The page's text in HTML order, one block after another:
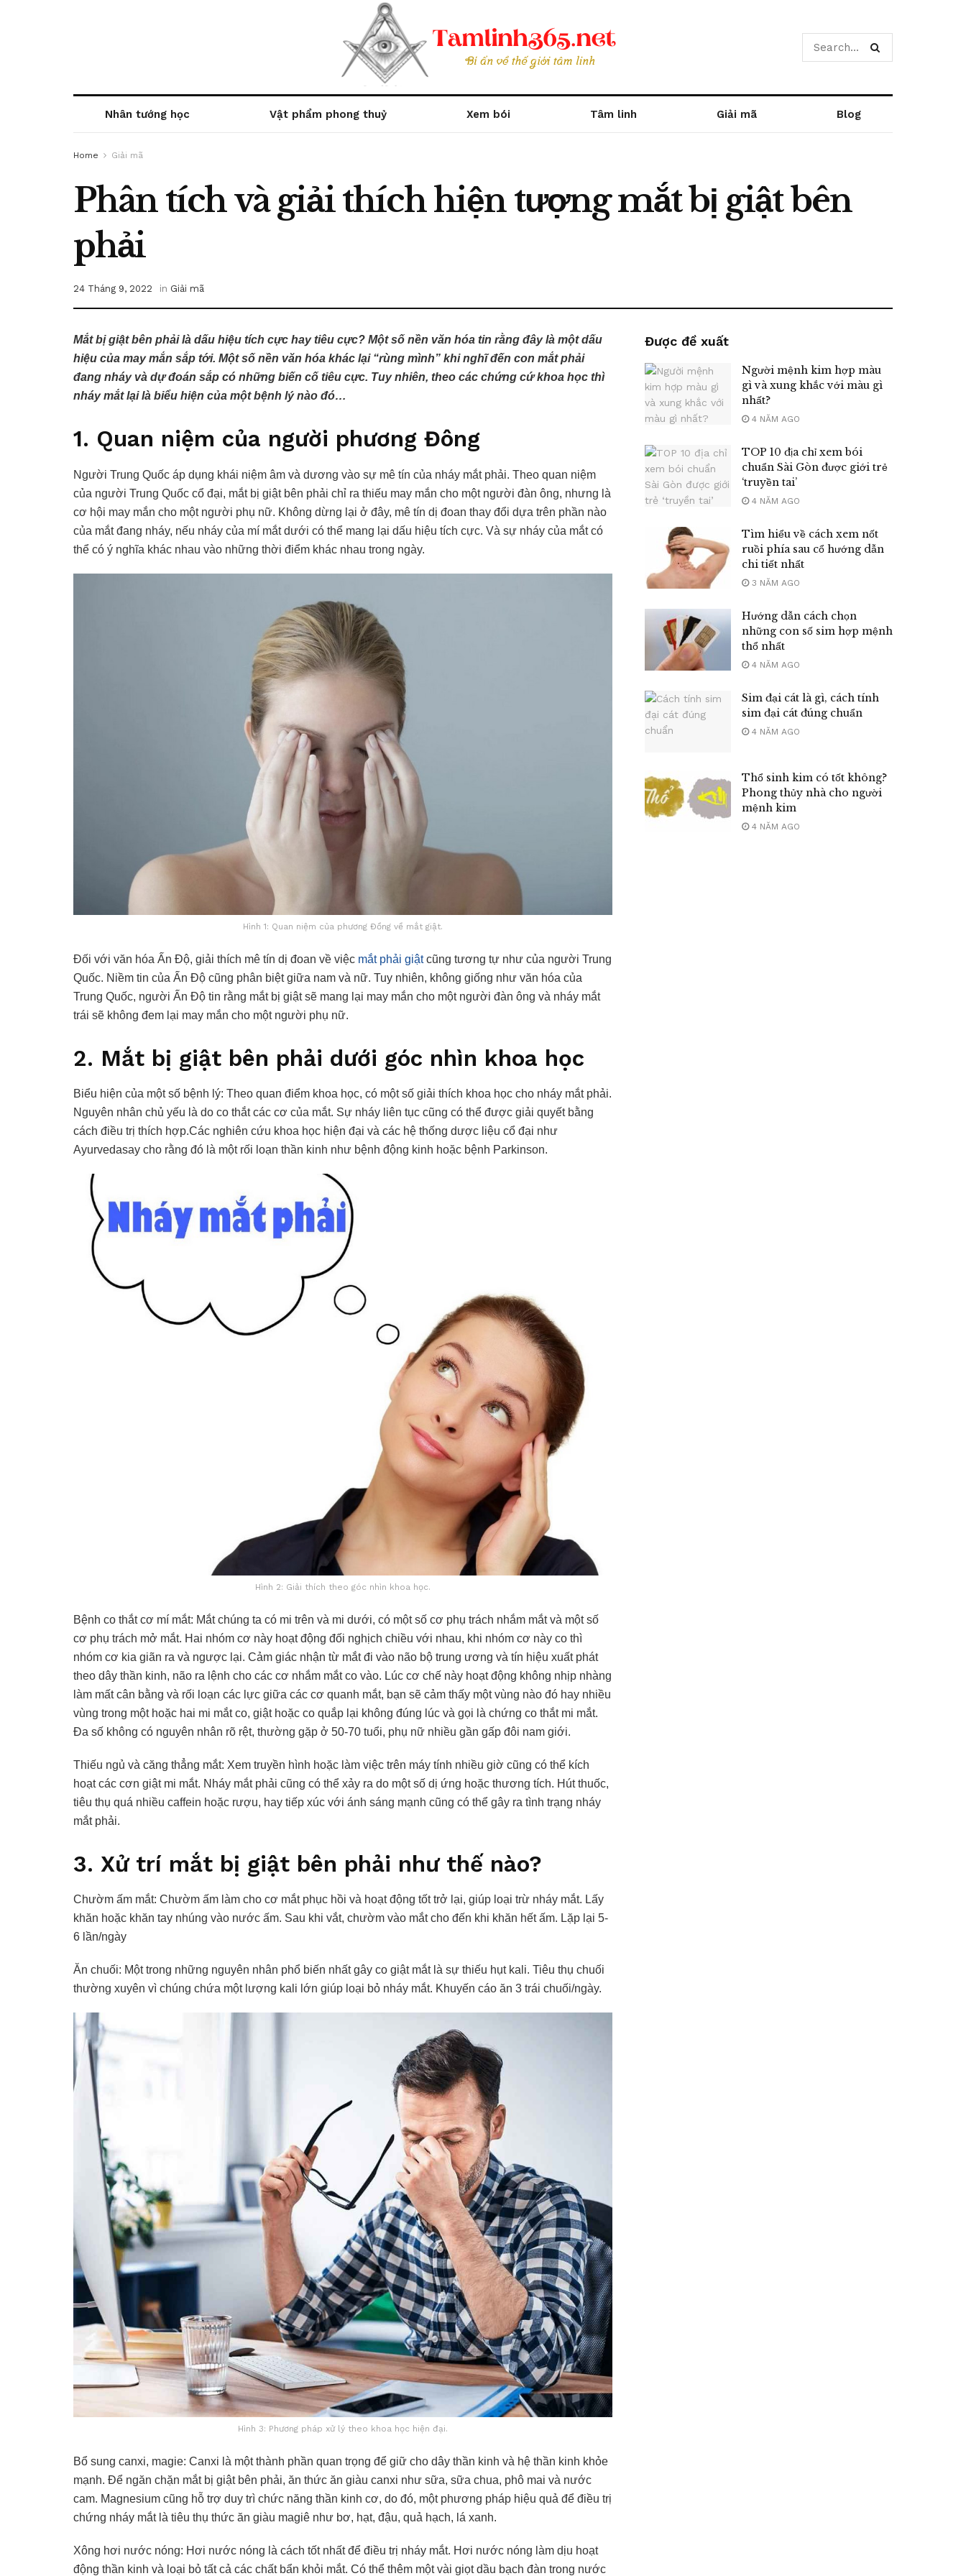
Nhân tướng học Vật phẩm phong thuỷ Xem bói Tâm linh Giải mã Blog
Home Giải mã
Phân tích và giải thích hiện tượng mắt bị giật bên
phải
24 Tháng 9, 2022 in Giải mã
Mắt bị giật bên phải là dấu hiệu tích cực hay tiêu cực? Một số nền văn hóa tin rằng đây là một dấu
hiệu của may mắn sắp tới. Một số nền văn hóa khác lại “rùng mình” khi nghĩ đến con mắt phải
đang nháy và dự đoán sắp có những biến cố tiêu cực. Tuy nhiên, theo các chứng cứ khoa học thì
nháy mắt lại là biểu hiện của một bệnh lý nào đó…
1. Quan niệm của người phương Đông
Người Trung Quốc áp dụng khái niệm âm và dương vào sự mê tín của nháy mắt phải. Theo quan niệm
của người Trung Quốc cổ đại, mắt bị giật bên phải chỉ ra thiếu may mắn cho một người đàn ông, nhưng là
cơ hội may mắn cho một người phụ nữ. Không dừng lại ở đây, mê tín dị đoan thay đổi dựa trên phần nào
của mắt đang nháy, nếu nháy của mí mắt dưới có thể mang lại dấu hiệu tích cực. Và sự nháy của mắt có
thể có ý nghĩa khác nhau vào những thời điểm khác nhau trong ngày.
Hình 1: Quan niệm của phương Đồng về mắt giật.
Đối với văn hóa Ấn Độ, giải thích mê tín dị đoan về việc mắt phải giậtcũng tương tự như của người Trung
Quốc. Niềm tin của Ấn Độ cũng phân biệt giữa nam và nữ. Tuy nhiên, không giống như văn hóa của
Trung Quốc, người Ấn Độ tin rằng mắt bị giật sẽ mang lại may mắn cho một người đàn ông và nháy mắt
trái sẽ không đem lại may mắn cho một người phụ nữ.
2. Mắt bị giật bên phải dưới góc nhìn khoa học
Biểu hiện của một số bệnh lý: Theo quan điểm khoa học, có một số giải thích khoa học cho nháy mắt phải.
Nguyên nhân chủ yếu là do co thắt các cơ của mắt. Sự nháy liên tục cũng có thể được giải quyết bằng
cách điều trị thích hợp.Các nghiên cứu khoa học hiện đại và các hệ thống dược liệu cổ đại như
Ayurvedasay cho rằng đó là một rối loạn thần kinh như bệnh động kinh hoặc bệnh Parkinson.
Hình 2: Giải thích theo góc nhìn khoa học.
Bệnh co thắt cơ mí mắt: Mắt chúng ta có mi trên và mi dưới, có một số cơ phụ trách nhắm mắt và một số
cơ phụ trách mở mắt. Hai nhóm cơ này hoạt động đối nghịch chiều với nhau, khi nhóm cơ này co thì
nhóm cơ kia giãn ra và ngược lại. Cảm giác nhận từ mắt đi vào não bộ trung ương và tín hiệu xuất phát
theo dây thần kinh, não ra lệnh cho các cơ nhắm mắt co vào. Lúc cơ chế này hoạt động không nhịp nhàng
làm mất cân bằng và rối loạn các lực giữa các cơ quanh mắt, bạn sẽ cảm thấy một vùng nào đó hay nhiều
vùng trong một hoặc hai mi mắt co, giật hoặc co quắp lại không đúng lúc và gọi là chứng co thắt mi mắt.
Đa số không có nguyên nhân rõ rệt, thường gặp ở 50-70 tuổi, phụ nữ nhiều gần gấp đôi nam giới.
Thiếu ngủ và căng thẳng mắt: Xem truyền hình hoặc làm việc trên máy tính nhiều giờ cũng có thể kích
hoạt các cơn giật mi mắt. Nháy mắt phải cũng có thể xảy ra do một số dị ứng hoặc thương tích. Hút thuốc,
tiêu thụ quá nhiều caffein hoặc rượu, hay tiếp xúc với ánh sáng mạnh cũng có thể gây ra tình trạng nháy
mắt phải.
3. Xử trí mắt bị giật bên phải như thế nào?
Chườm ấm mắt: Chườm ấm làm cho cơ mắt phục hồi và hoạt động tốt trở lại, giúp loại trừ nháy mắt. Lấy
khăn hoặc khăn tay nhúng vào nước ấm. Sau khi vắt, chườm vào mắt cho đến khi khăn hết ấm. Lặp lại 5-
6 lần/ngày
Ăn chuối: Một trong những nguyên nhân phổ biến nhất gây co giật mắt là sự thiếu hụt kali. Tiêu thụ chuối
thường xuyên vì chúng chứa một lượng kali lớn giúp loại bỏ nháy mắt. Khuyến cáo ăn 3 trái chuối/ngày.
Hình 3: Phương pháp xử lý theo khoa học hiện đại.
Bổ sung canxi, magie: Canxi là một thành phần quan trọng để giữ cho dây thần kinh và hệ thần kinh khỏe
mạnh. Để ngăn chặn mắt bị giật bên phải, ăn thức ăn giàu canxi như sữa, sữa chua, phô mai và nước
cam. Magnesium cũng hỗ trợ duy trì chức năng thần kinh cơ, do đó, một phương pháp hiệu quả để điều trị
chứng nháy mắt là tiêu thụ thức ăn giàu magiê như bơ, hạt, đậu, quả hạch, lá xanh.
Xông hơi nước nóng: Hơi nước nóng là cách tốt nhất để điều trị nháy mắt. Hơi nước nóng làm dịu hoạt
động thần kinh và loại bỏ tất cả các chất bẩn khỏi mắt. Có thể thêm một vài giọt dầu bạch đàn trong nước
Được đề xuất
Người mệnh kim hợp màu
gì và xung khắc với màu gì
nhất?
4 NĂM AGO
TOP 10 địa chỉ xem bói
chuẩn Sài Gòn được giới trẻ
‘truyền tai’
4 NĂM AGO
Tìm hiểu về cách xem nốt
ruồi phía sau cổ hướng dẫn
chi tiết nhất
3 NĂM AGO
Hướng dẫn cách chọn
những con số sim hợp mệnh
thổ nhất
4 NĂM AGO
Sim đại cát là gì, cách tính
sim đại cát đúng chuẩn
4 NĂM AGO
Thổ sinh kim có tốt không?
Phong thủy nhà cho người
mệnh kim
4 NĂM AGO